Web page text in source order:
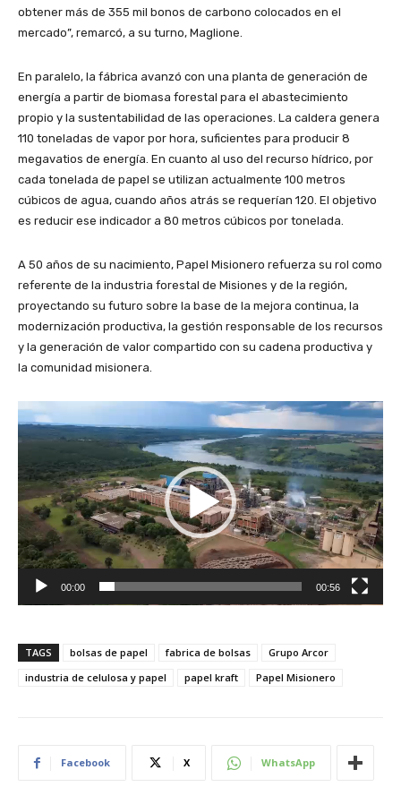
obtener más de 355 mil bonos de carbono colocados en el
mercado”, remarcó, a su turno, Maglione.
En paralelo, la fábrica avanzó con una planta de generación de
energía a partir de biomasa forestal para el abastecimiento
propio y la sustentabilidad de las operaciones. La caldera genera
110 toneladas de vapor por hora, suficientes para producir 8
megavatios de energía. En cuanto al uso del recurso hídrico, por
cada tonelada de papel se utilizan actualmente 100 metros
cúbicos de agua, cuando años atrás se requerían 120. El objetivo
es reducir ese indicador a 80 metros cúbicos por tonelada.
A 50 años de su nacimiento, Papel Misionero refuerza su rol como
referente de la industria forestal de Misiones y de la región,
proyectando su futuro sobre la base de la mejora continua, la
modernización productiva, la gestión responsable de los recursos
y la generación de valor compartido con su cadena productiva y
la comunidad misionera.
R
e
o
d
u
c
00:00 00:56
TAGS bolsas de papel fabrica de bolsas
Grupo Arcor
industria de celulosa y papel
papel kraft Papel Misionero
Facebook X WhatsApp